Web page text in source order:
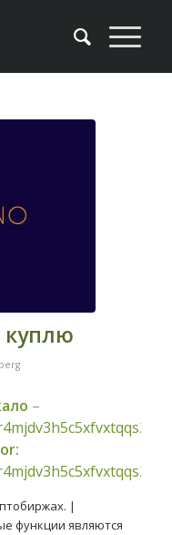
куплю
–
|
функции являются